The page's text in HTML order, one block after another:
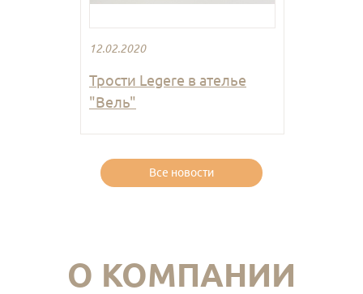
12.02.2020
Трости Legere в ателье
"Вель"
Все новости
О КОМПАНИИ